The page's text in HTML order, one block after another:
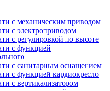
с механическим приводом
с электроприводом
с регулировкой по высоте
с функцией
с санитарным оснащением
с функцией кардиокресло
с вертикализатором